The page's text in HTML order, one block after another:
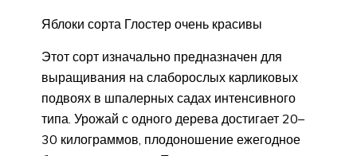
Яблоки сорта Глостер очень красивы
Этот сорт изначально предназначен для
выращивания на слаборослых карликовых
подвоях в шпалерных садах интенсивного
типа. Урожай с одного дерева достигает 20–
30 килограммов, плодоношение ежегодное